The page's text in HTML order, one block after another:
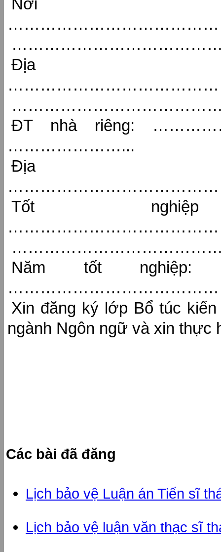
Nơi
Địa
ĐT nhà riêng:
…………………...
Địa
Tốt
Năm tốt nghiệp:
Xin đăng ký lớp Bổ túc
ngành Ngôn ngữ và xin thực
Các bài đã đăng
Lịch bảo vệ Luận án Tiến sĩ
Lịch bảo vệ luận văn thạc sĩ